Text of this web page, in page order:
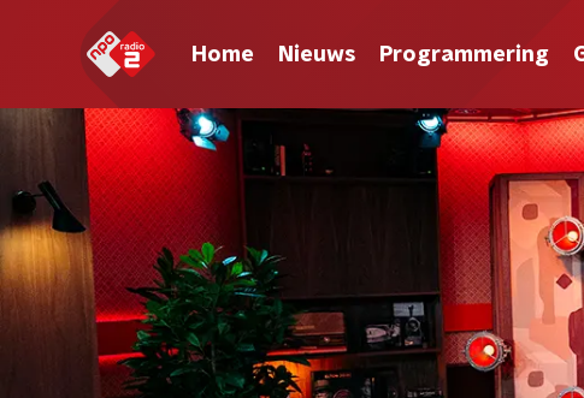
Home Nieuws Programmering